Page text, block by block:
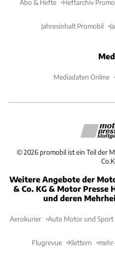
Abo & Hefte Heftarchiv
Jahresinhalt Promobil
Mediadaten Online
©2026 promobil ist ein Teil der
Weitere Angebote der
& Co. KG & Motor Presse
und deren
Aerokurier Auto Motor und Sport
Flugrevue Klettern